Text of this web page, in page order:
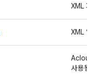
XML
XML
Acloud
사용됨